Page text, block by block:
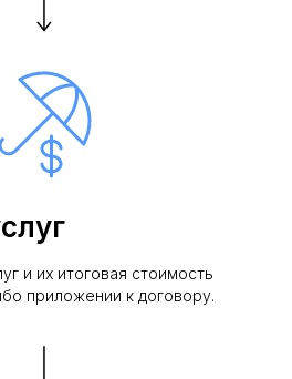
и их итоговая стоимость
приложении к договору.